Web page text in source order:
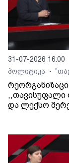
31-07-2026 16:00
პოლიტიკა
•
,,თავისუფალი
და ლექსო